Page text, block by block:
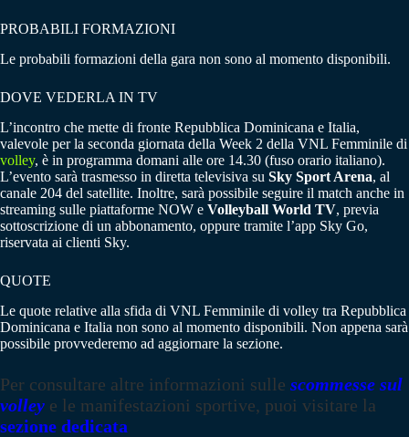
PROBABILI FORMAZIONI
Le probabili formazioni della gara non sono al momento disponibili.
DOVE VEDERLA IN TV
L’incontro che mette di fronte Repubblica Dominicana e Italia,
valevole per la seconda giornata della Week 2 della VNL Femminile di
volley, è in programma domani alle ore 14.30 (fuso orario italiano).
L’evento sarà trasmesso in diretta televisiva su Sky Sport Arena, al
canale 204 del satellite. Inoltre, sarà possibile seguire il match anche in
streaming sulle piattaforme NOW e Volleyball World TV, previa
sottoscrizione di un abbonamento, oppure tramite l’app Sky Go,
riservata ai clienti Sky.
QUOTE
Le quote relative alla sfida di VNL Femminile di volley tra Repubblica
Dominicana e Italia non sono al momento disponibili. Non appena sarà
possibile provvederemo ad aggiornare la sezione.
Per consultare altre informazioni sulle scommesse sul
volley e le manifestazioni sportive, puoi visitare la
sezione dedicata